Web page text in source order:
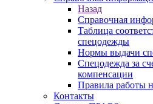
Назад
Справочная
Таблица
спецодежды
Нормы выдачи
Спецодежда за
компенсации
Правила работы
Контакты